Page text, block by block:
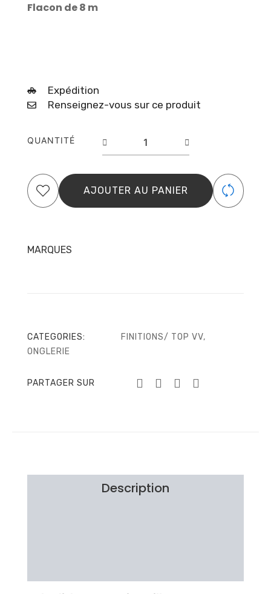
Flacon de 8 m
Expédition
Renseignez-vous sur ce produit
QUANTITÉ
No
Milky
8ml
AJOUTER AU PANIER
MARQUES
CATEGORIES: FINITIONS/ TOP VV,
ONGLERIE
PARTAGER SUR
Description